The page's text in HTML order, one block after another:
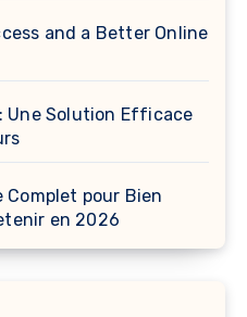
and a Better Online
Une Solution Efficace
Complet pour Bien
en 2026